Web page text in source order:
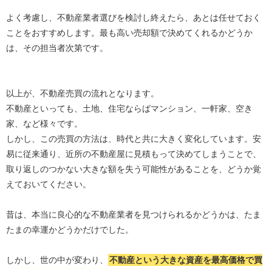
よく考慮し、不動産業者選びを検討し終えたら、あとは任せておく
ことをおすすめします。最も高い売却額で決めてくれるかどうか
は、その担当者次第です。
以上が、不動産売買の流れとなります。
不動産といっても、土地、住宅ならばマンション、一軒家、空き
家、など様々です。
しかし、この売買の方法は、時代と共に大きく変化しています。安
易に従来通り、近所の不動産屋に見積もって決めてしまうことで、
取り返しのつかない大きな額を失う可能性があることを、どうか覚
えておいてください。
昔は、本当に良心的な不動産業者を見つけられるかどうかは、たま
たまの幸運かどうかだけでした。
しかし、世の中が変わり、
不動産という大きな資産を最高価格で買